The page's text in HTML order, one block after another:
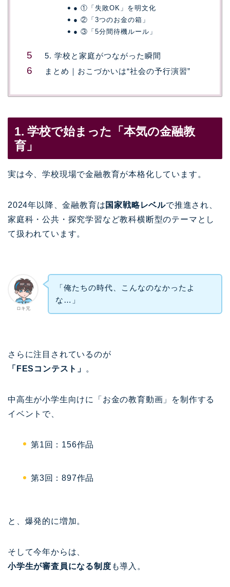
● ①「失敗OK」を明文化
● ②「3つのお金の箱」
● ③「5分間待機ルール」
5. 学校と家庭がつながった瞬間
まとめ｜おこづかいは“社会の予行演習”
1. 学校で始まった「本気の金融教
育」
実は今、学校現場で金融教育が本格化しています。
2024年以降、金融教育は 国家戦略レベルで推進され、
家庭科・公共・探究学習など教科横断型のテーマとし
て扱われています。
ロキ兄
「俺たちの時代、こんなのなかったよ
な…」
さらに注目されているのが
「FESコンテスト」
。
中高生が小学生向けに「お金の教育動画」を制作する
イベントで、
第1回：156作品
第3回：897作品
と、爆発的に増加。
そして今年からは、
小学生が審査員になる制度 も導入。